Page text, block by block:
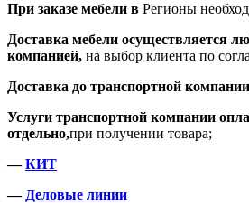
При заказе мебели в Регионы
Доставка мебели осуществляется
компанией, на выбор клиента по
Доставка до транспортной
Услуги транспортной компании
отдельно,при получении товара;
—КИТ
— Деловые линии